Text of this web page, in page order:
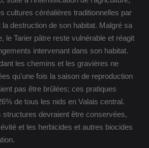
cultures céréalières traditionnelles par
destruction de son habitat. Malgré sa
le Tarier pâtre reste vulnérable et réagit
intervenant dans son habitat.
les chemins et les gravières ne
qu'une fois la saison de reproduction
pas être brûlées; ces pratiques
de tous les nids en Valais central.
structures devraient être conservées,
et les herbicides et autres biocides